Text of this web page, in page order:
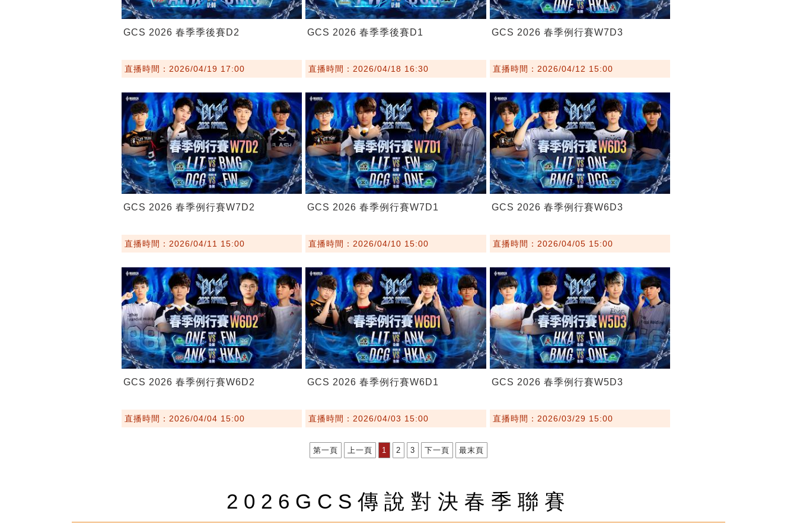
GCS 2026 春季季後賽D2
直播時間：2026/04/19 17:00
GCS 2026 春季季後賽D1
直播時間：2026/04/18 16:30
GCS 2026 春季例行賽W7D3
直播時間：2026/04/12 15:00
GCS 2026 春季例行賽W7D2
直播時間：2026/04/11 15:00
GCS 2026 春季例行賽W7D1
直播時間：2026/04/10 15:00
GCS 2026 春季例行賽W6D3
直播時間：2026/04/05 15:00
GCS 2026 春季例行賽W6D2
直播時間：2026/04/04 15:00
GCS 2026 春季例行賽W6D1
直播時間：2026/04/03 15:00
GCS 2026 春季例行賽W5D3
直播時間：2026/03/29 15:00
第一頁 上一頁 1 2 3 下一頁 最末頁
2026GCS傳說對決春季聯賽